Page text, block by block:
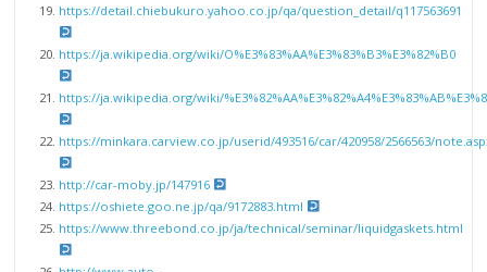
https://detail.chiebukuro.yahoo.co.jp/qa/question_detail/q117563691
https://ja.wikipedia.org/wiki/O%E3%83%AA%E3%83%B3%E3%82%B0
https://ja.wikipedia.org/wiki/
https://minkara.carview.co.jp/userid/493516/car/420958/2566563/
http://car-moby.jp/147916
https://oshiete.goo.ne.jp/qa/9172883.html
https://www.threebond.co.jp/ja/technical/seminar/liquidgaskets.html